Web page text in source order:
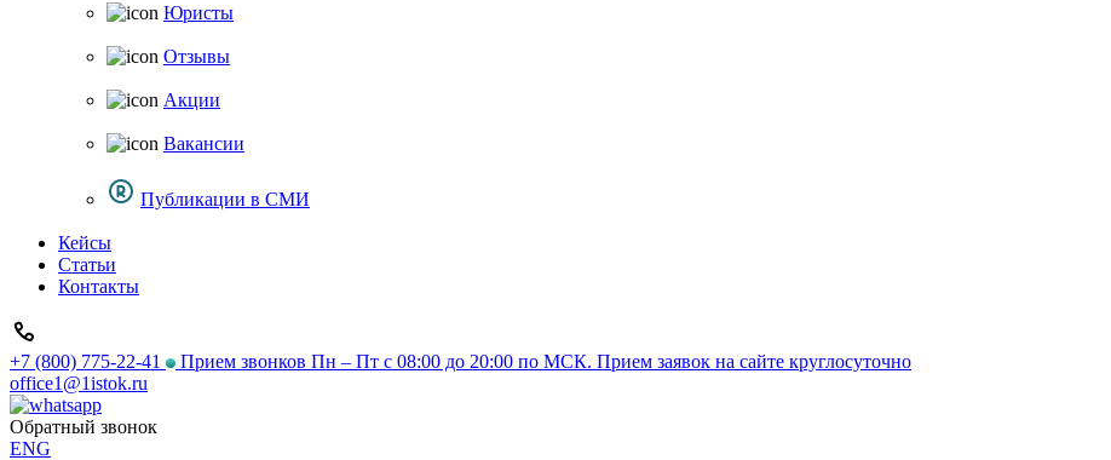
Юристы
Отзывы
Акции
Вакансии
Публикации в СМИ
Кейсы
Статьи
Контакты
+7 (800) 775-22-41
Прием звонков Пн – Пт с 08:00 до 20:00 по МСК. Прием заявок на сайте круглосуточно
office1@1istok.ru
Обратный звонок
ENG